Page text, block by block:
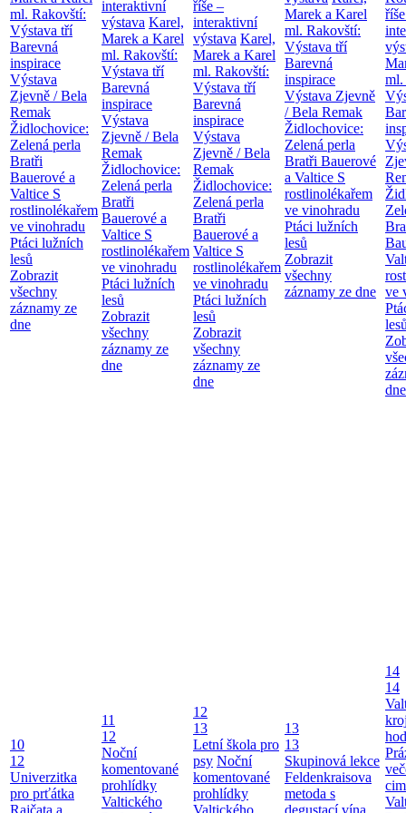
ml. Rakovští:
Výstava tří
Barevná
inspirace
Výstava
Zjevně / Bela
Remak
Židlochovice:
Zelená perla
Bratři
Bauerové a
Valtice S
rostlinolékařem
ve vinohradu
Ptáci lužních
lesů
Zobrazit
všechny
záznamy ze
dne
interaktivní
výstava Karel,
Marek a Karel
ml. Rakovští:
Výstava tří
Barevná
inspirace
Výstava
Zjevně / Bela
Remak
Židlochovice:
Zelená perla
Bratři
Bauerové a
Valtice S
rostlinolékařem
ve vinohradu
Ptáci lužních
lesů
Zobrazit
všechny
záznamy ze
dne
říše –
interaktivní
výstava Karel,
Marek a Karel
ml. Rakovští:
Výstava tří
Barevná
inspirace
Výstava
Zjevně / Bela
Remak
Židlochovice:
Zelená perla
Bratři
Bauerové a
Valtice S
rostlinolékařem
ve vinohradu
Ptáci lužních
lesů
Zobrazit
všechny
záznamy ze
dne
Marek a Karel
ml. Rakovští:
Výstava tří
Barevná
inspirace
Výstava Zjevně
/ Bela Remak
Židlochovice:
Zelená perla
Bratři Bauerové
a Valtice S
rostlinolékařem
ve vinohradu
Ptáci lužních
lesů
Zobrazit
všechny
záznamy ze dne
ml.
ve
dne
10
12
Univerzitka
pro prťátka
Rajčata a
11
12
Noční
komentované
prohlídky
Valtického
12
13
Letní škola pro
psy Noční
komentované
prohlídky
Valtického
13
13
Skupinová lekce
Feldenkraisova
metoda s
degustací vína
14
14